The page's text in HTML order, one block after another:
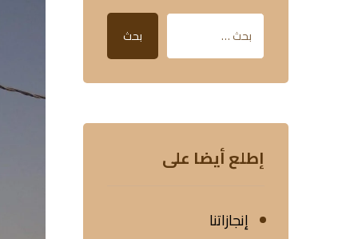
بحث
إطلع أيضا على
إنجازاتنا